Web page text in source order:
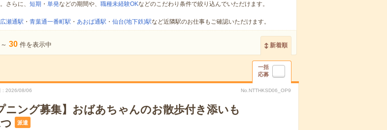
さらに、 短期 ・ 単発などの期間や、 職種未経験OKなどのこだわり条件で絞り込んでいただけます。
広瀬通駅 ・ 青葉通一番町駅 ・ あおば通駅 ・ 仙台(地下鉄)駅など近隣駅のお仕事もご確認いただけます。
～ 30 件を表示中 新着順
一括
応募
2026/08/06 No.NTTHKSD06_OP9
ニング募集】おばあちゃんのお散歩付き添いも
派遣